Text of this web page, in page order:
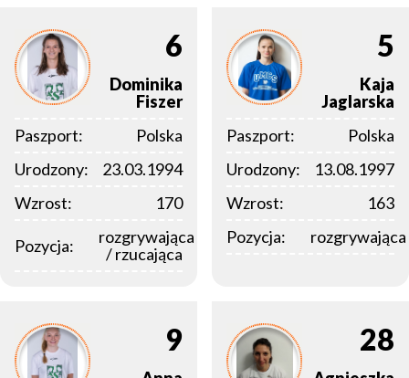
6
Dominika
Fiszer
Paszport:
Polska
Urodzony:
23.03.1994
Wzrost:
170
Pozycja:
rozgrywająca
/ rzucająca
5
Kaja
Jaglarska
Paszport:
Polska
Urodzony:
13.08.1997
Wzrost:
163
Pozycja:
rozgrywająca
9 28